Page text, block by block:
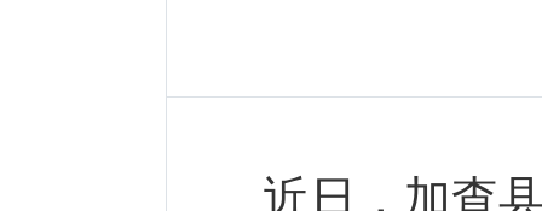
近日，加查